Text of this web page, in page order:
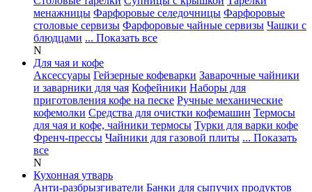
менажницы Фарфоровые селедочницы Фарфоровые
столовые сервизы Фарфоровые чайные сервизы Чашки с
блюдцами ... Показать все
N
Для чая и кофе
Аксессуары Гейзерные кофеварки Заварочные чайники
и заварники для чая Кофейники Наборы для
приготовления кофе на песке Ручные механические
кофемолки Средства для очистки кофемашин Термосы
для чая и кофе, чайники термосы Турки для варки кофе
Френч-прессы Чайники для газовой плиты ... Показать
все
N
Кухонная утварь
Анти-разбрызгиватели Банки для сыпучих продуктов